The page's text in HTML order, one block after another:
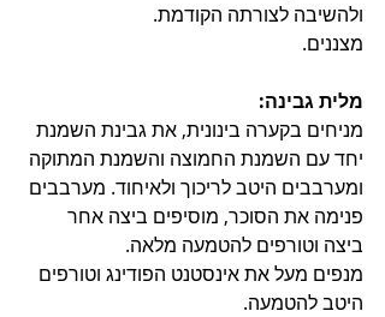
ולהשיבה לצורתה הקודמת.
מצננים.
מלית גבינה:
מניחים בקערה בינונית, את גבינת השמנת
יחד עם השמנת החמוצה והשמנת המתוקה
ומערבבים היטב לריכוך ולאיחוד. מערבבים
פנימה את הסוכר, מוסיפים ביצה אחר
ביצה וטורפים להטמעה מלאה.
מנפים מעל את אינסטנט הפודינג וטורפים
היטב להטמעה.